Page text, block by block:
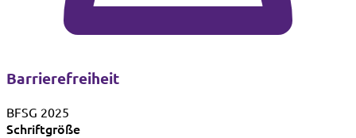
Barrierefreiheit
BFSG 2025
Schriftgröße